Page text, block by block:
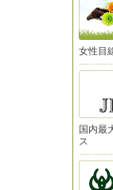
女性目
国内最
ス